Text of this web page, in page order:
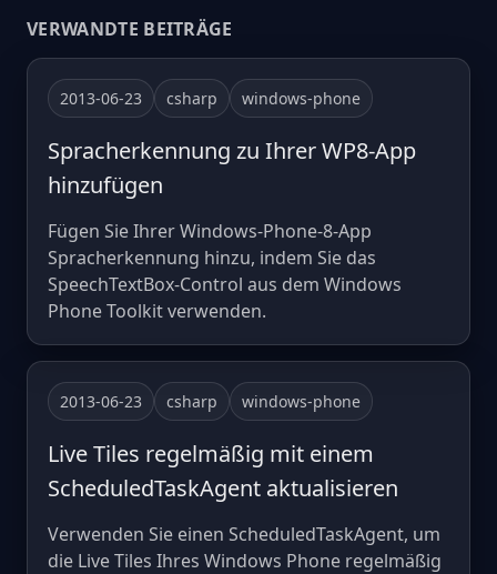
VERWANDTE BEITRÄGE
2013-06-23 csharp windows-phone
Spracherkennung zu Ihrer WP8-App
hinzufügen
Fügen Sie Ihrer Windows-Phone-8-App
Spracherkennung hinzu, indem Sie das
SpeechTextBox-Control aus dem Windows
Phone Toolkit verwenden.
2013-06-23 csharp windows-phone
Live Tiles regelmäßig mit einem
ScheduledTaskAgent aktualisieren
Verwenden Sie einen ScheduledTaskAgent, um
die Live Tiles Ihres Windows Phone regelmäßig